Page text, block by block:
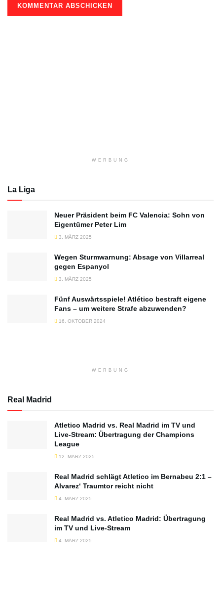
WERBUNG
La Liga
Neuer Präsident beim FC Valencia: Sohn von
Eigentümer Peter Lim
3. MÄRZ 2025
Wegen Sturmwarnung: Absage von Villarreal
gegen Espanyol
3. MÄRZ 2025
Fünf Auswärtsspiele! Atlético bestraft eigene
Fans – um weitere Strafe abzuwenden?
16. OKTOBER 2024
WERBUNG
Real Madrid
Atletico Madrid vs. Real Madrid im TV und
Live-Stream: Übertragung der Champions
League
12. MÄRZ 2025
Real Madrid schlägt Atletico im Bernabeu 2:1 –
Alvarez‘ Traumtor reicht nicht
4. MÄRZ 2025
Real Madrid vs. Atletico Madrid: Übertragung
im TV und Live-Stream
4. MÄRZ 2025